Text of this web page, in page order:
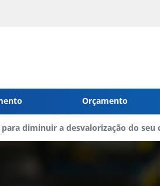
Orçamento
para diminuir a desvalorização do seu